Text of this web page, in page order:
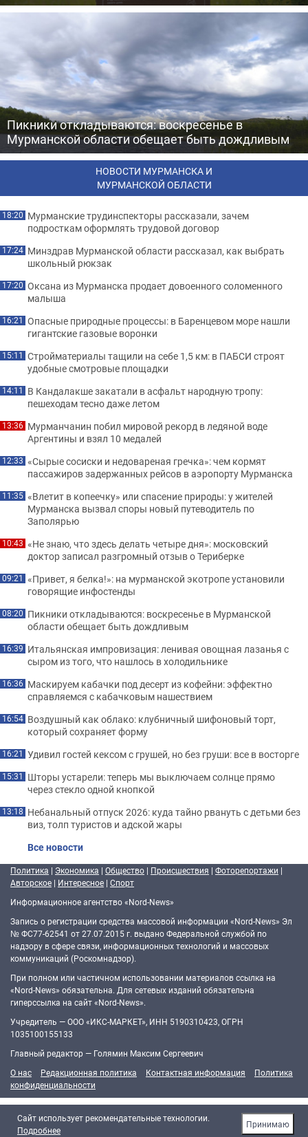
Пикники откладываются: воскресенье в
Мурманской области обещает быть дождливым
НОВОСТИ МУРМАНСКА И
МУРМАНСКОЙ ОБЛАСТИ
18:20 Мурманские трудинспекторы рассказали, зачем
подросткам оформлять трудовой договор
17:24 Минздрав Мурманской области рассказал, как выбрать
школьный рюкзак
17:20 Оксана из Мурманска продает довоенного соломенного
малыша
16:21 Опасные природные процессы: в Баренцевом море нашли
гигантские газовые воронки
15:11 Стройматериалы тащили на себе 1,5 км: в ПАБСИ строят
удобные смотровые площадки
14:11 В Кандалакше закатали в асфальт народную тропу:
пешеходам тесно даже летом
13:36 Мурманчанин побил мировой рекорд в ледяной воде
Аргентины и взял 10 медалей
12:33 «Сырые сосиски и недовареная гречка»: чем кормят
пассажиров задержанных рейсов в аэропорту Мурманска
11:35 «Влетит в копеечку» или спасение природы: у жителей
Мурманска вызвал споры новый путеводитель по
Заполярью
10:43 «Не знаю, что здесь делать четыре дня»: московский
доктор записал разгромный отзыв о Териберке
09:21 «Привет, я белка!»: на мурманской экотропе установили
говорящие инфостенды
08:20 Пикники откладываются: воскресенье в Мурманской
области обещает быть дождливым
16:39 Итальянская импровизация: ленивая овощная лазанья с
сыром из того, что нашлось в холодильнике
16:36 Маскируем кабачки под десерт из кофейни: эффектно
справляемся с кабачковым нашествием
16:54 Воздушный как облако: клубничный шифоновый торт,
который сохраняет форму
16:21 Удивил гостей кексом с грушей, но без груши: все в восторге
15:31 Шторы устарели: теперь мы выключаем солнце прямо
через стекло одной кнопкой
13:18 Небанальный отпуск 2026: куда тайно рвануть с детьми без
виз, толп туристов и адской жары
Все новости
Политика | Экономика | Общество | Происшествия | Фоторепортажи |
Авторское | Интересное | Спорт
Информационное агентство «Nord-News»
Запись о регистрации средства массовой информации «Nord-News» Эл
№ ФС77-62541 от 27.07.2015 г. выдано Федеральной службой по
надзору в сфере связи, информационных технологий и массовых
коммуникаций (Роскомнадзор).
При полном или частичном использовании материалов ссылка на
«Nord-News» обязательна. Для сетевых изданий обязательна
гиперссылка на сайт «Nord-News».
Учредитель — ООО «ИКС-МАРКЕТ», ИНН 5190310423, ОГРН
1035100155133
Главный редактор — Голямин Максим Сергеевич
О нас
Редакционная политика Контактная информация
Политика
конфиденциальности
Cайт использует рекомендательные технологии.
Подробнее
Принимаю